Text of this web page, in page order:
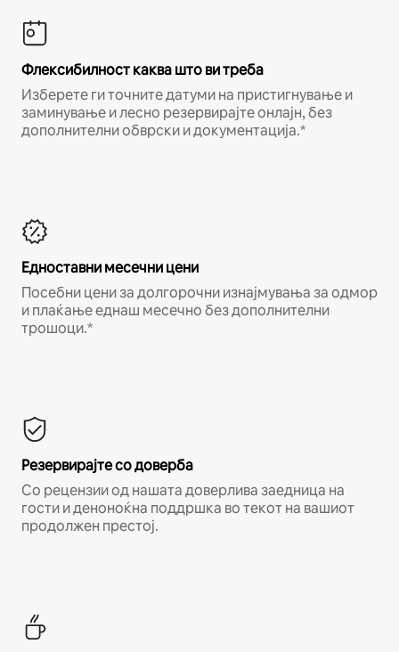
Флексибилност каква што ви треба
Изберете ги точните датуми на пристигнување и
заминување и лесно резервирајте онлајн, без
дополнителни обврски и документација.*
Едноставни месечни цени
Посебни цени за долгорочни изнајмувања за одмор
и плаќање еднаш месечно без дополнителни
трошоци.*
Резервирајте со доверба
Со рецензии од нашата доверлива заедница на
гости и деноноќна поддршка во текот на вашиот
продолжен престој.